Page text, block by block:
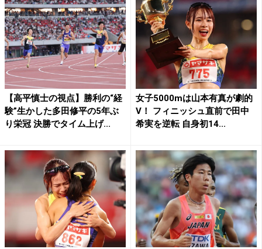
【高平慎士の視点】勝利の“経
験”生かした多田修平の5年ぶ
り栄冠 決勝でタイム上げ...
女子5000mは山本有真が劇的
V！ フィニッシュ直前で田中
希実を逆転 自身初14...